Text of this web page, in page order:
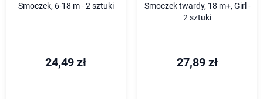
Smoczek, 6-18 m - 2 sztuki
24,49 zł
Smoczek twardy, 18 m+, Girl -
2 sztuki
27,89 zł